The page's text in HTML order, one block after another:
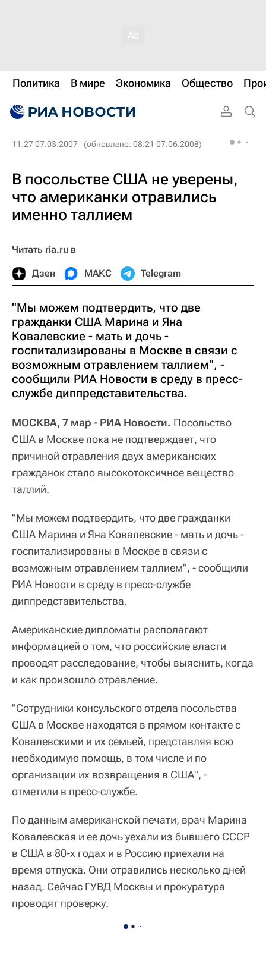
Политика В мире Экономика Общество
11:27 07.03.2007 (обновлено: 08:21 07.06.2008)
В посольстве США не уверены,
что американки отравились
именно таллием
Читать ria.ru в
Дзен МАКС Telegram
"Мы можем подтвердить, что две
гражданки США Марина и Яна
Ковалевские - мать и дочь -
госпитализированы в Москве в связи с
возможным отравлением таллием", -
сообщили РИА Новости в среду в пресс-
службе диппредставительства.
МОСКВА, 7 мар - РИА Новости. Посольство
США в Москве пока не подтверждает, что
причиной отравления двух американских
гражданок стало высокотоксичное вещество
таллий.
"Мы можем подтвердить, что две гражданки
США Марина и Яна Ковалевские - мать и дочь -
госпитализированы в Москве в связи с
возможным отравлением таллием", - сообщили
РИА Новости в среду в пресс-службе
диппредставительства.
Американские дипломаты располагают
информацией о том, что российские власти
проводят расследование, чтобы выяснить, когда
и как произошло отравление.
"Сотрудники консульского отдела посольства
США в Москве находятся в прямом контакте с
Ковалевскими и их семьей, представляя всю
необходимую помощь, в том числе и по
организации их возвращения в США", -
отметили в пресс-службе.
По данным американской печати, врач Марина
Ковалевская и ее дочь уехали из бывшего СССР
в США в 80-х годах и в Россию приехали на
время отпуска. Они отравились несколько дней
назад. Сейчас ГУВД Москвы и прокуратура
проводят проверку.